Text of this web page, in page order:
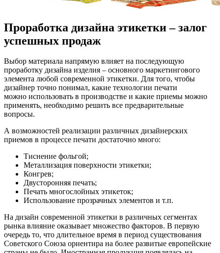
Проработка дизайна этикетки – залог
успешных продаж
Выбор материала напрямую влияет на последующую
проработку дизайна изделия – основного маркетингового
элемента любой современной этикетки. Для того, чтобы
дизайнер точно понимал, какие технологии печати
можно использовать в производстве и какие приемы можно
применять, необходимо решить все предварительные
вопросы.
А возможностей реализации различных дизайнерских
приемов в процессе печати достаточно много:
Тиснение фольгой;
Металлизация поверхности этикетки;
Конгрев;
Двусторонняя печать;
Печать многослойных этикеток;
Использование прозрачных элементов и т.п.
На дизайн современной этикетки в различных сегментах
рынка влияние оказывает множество факторов. В первую
очередь то, что длительное время в период существования
Советского Союза ориентира на более развитые европейские